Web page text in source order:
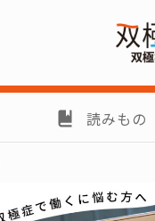
読みもの